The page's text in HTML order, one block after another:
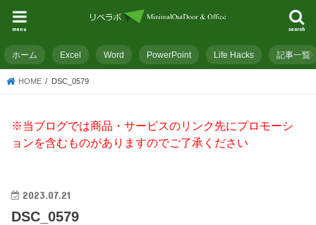
search
menu
ホーム Excel Word PowerPoint Life Hacks 記事一覧
HOME DSC_0579
※当ブログでは商品・サービスのリンク先にプロモーシ
ョンを含むものがありますのでご了承ください
2023.07.21
DSC_0579